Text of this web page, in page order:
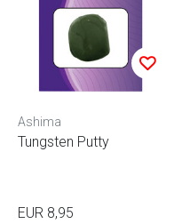
Ashima
Tungsten Putty
EUR 8,95